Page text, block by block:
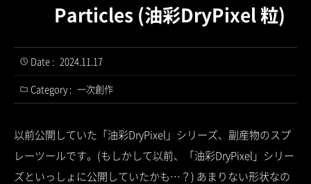
Particles (油彩DryPixel 粒)
Date : 2024.11.17
Category : 一次創作
以前公開していた「油彩DryPixel」シリーズ、副産物のスプ
レーツールです。(もしかして以前、「油彩DryPixel」シリー
ズといっしょに公開していたかも…？) あまりない形状なの